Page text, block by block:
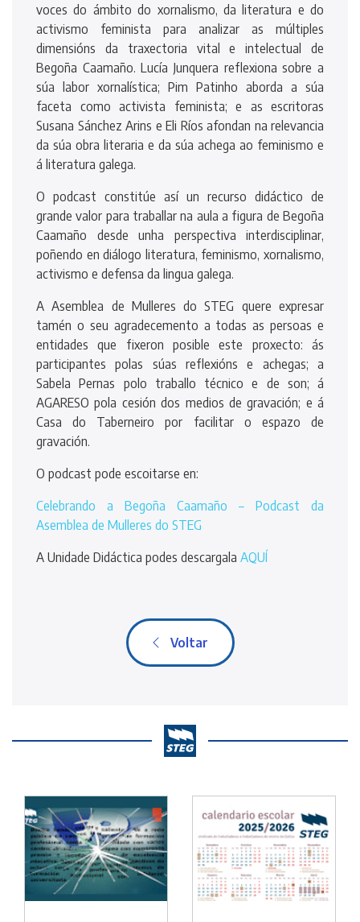
voces do ámbito do xornalismo, da literatura e do
activismo feminista para analizar as múltiples
dimensións da traxectoria vital e intelectual de
Begoña Caamaño. Lucía Junquera reflexiona sobre a
súa labor xornalística; Pim Patinho aborda a súa
faceta como activista feminista; e as escritoras
Susana Sánchez Arins e Eli Ríos afondan na relevancia
da súa obra literaria e da súa achega ao feminismo e
á literatura galega.
O podcast constitúe así un recurso didáctico de
grande valor para traballar na aula a figura de Begoña
Caamaño desde unha perspectiva interdisciplinar,
poñendo en diálogo literatura, feminismo, xornalismo,
activismo e defensa da lingua galega.
A Asemblea de Mulleres do STEG quere expresar
tamén o seu agradecemento a todas as persoas e
entidades que fixeron posible este proxecto: ás
participantes polas súas reflexións e achegas; a
Sabela Pernas polo traballo técnico e de son; á
AGARESO pola cesión dos medios de gravación; e á
Casa do Taberneiro por facilitar o espazo de
gravación.
O podcast pode escoitarse en:
Celebrando a Begoña Caamaño – Podcast da
Asemblea de Mulleres do STEG
A Unidade Didáctica podes descargala AQUÍ
Voltar